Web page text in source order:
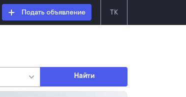
Подать объявление TK
Найти